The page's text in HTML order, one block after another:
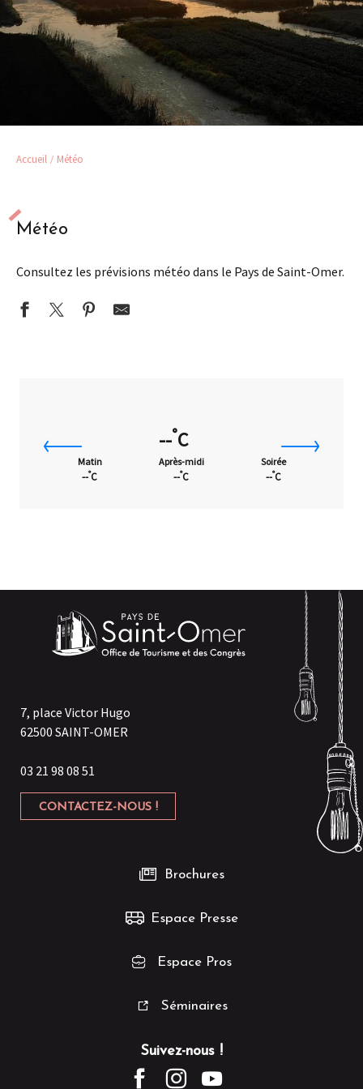
Accueil Météo
Météo
Consultez les prévisions météo dans le Pays de Saint-Omer.
--°C
Matin
--°C
Après-midi
--°C
Soirée
--°C
7, place Victor Hugo
62500 SAINT-OMER
03 21 98 08 51
CONTACTEZ-NOUS !
Suivez-nous !
Brochures
Espace Presse
Espace Pros
Séminaires